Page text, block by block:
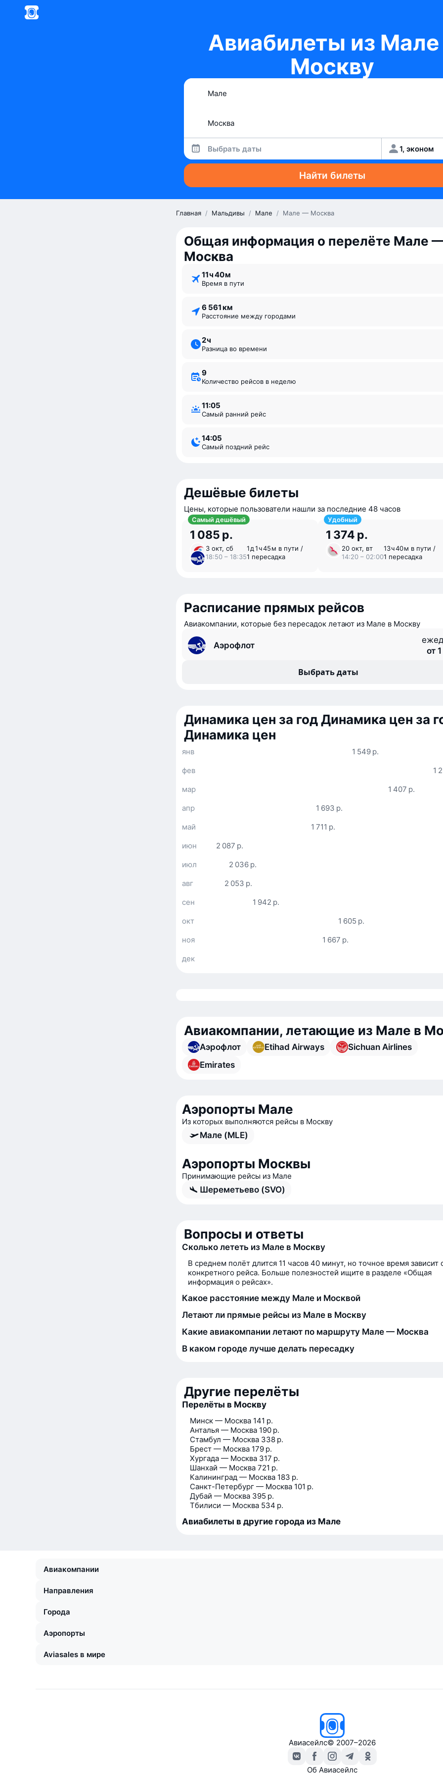
Авиабилеты из Мале
Москву
Выбрать даты 1, эконом
Найти билеты
Главная / Мальдивы / Мале / Мале — Москва
Общая информация о перелёте Мале
Москва
11 ⁠ч 40 ⁠м
Время в пути
6 561 км
Расстояние между городами
2 ⁠ч
Разница во времени
9
Количество рейсов в неделю
11:05
Самый ранний рейс
14:05
Самый поздний рейс
Дешёвые билеты
Цены, которые пользователи нашли за последние 48 часов
Самый дешёвый
1 085 р.
3 окт, сб
18:50 – 18:35
1 ⁠д 1 ⁠ч 45 ⁠м в пути /
1 пересадка
Удобный
1 374 р.
20 окт, вт
14:20 – 02:00
13 ⁠ч 40 ⁠м в пути /
1 пересадка
Расписание прямых рейсов
Авиакомпании, которые без пересадок летают из Мале в Москву
Аэрофлот
от
Выбрать даты
Динамика цен за годДинамика цен за
Динамика цен
1 549 р.
янв
1
фев
1 407 р.
мар
1 693 р.
апр
1 711 р.
май
2 087 р.
июн
2 036 р.
июл
2 053 р.
авг
1 942 р.
сен
1 605 р.
окт
1 667 р.
ноя
дек
Авиакомпании, летающие из Мале в
Аэрофлот Etihad Airways
Sichuan Airlines
Emirates
Аэропорты Мале
Из которых выполняются рейсы в Москву
Мале (MLE)
Аэропорты Москвы
Принимающие рейсы из Мале
Шереметьево (SVO)
Вопросы и ответы
Сколько лететь из Мале в Москву
В среднем полёт длится 11 часов 40 минут, но точное время зависит
конкретного рейса. Больше полезностей ищите в разделе «Общая
информация о рейсах».
Какое расстояние между Мале и Москвой
Летают ли прямые рейсы из Мале в Москву
Какие авиакомпании летают по маршруту Мале — Москва
В каком городе лучше делать пересадку
Другие перелёты
Перелёты в Москву
Минск — Москва 141 р.
Анталья — Москва 190 р.
Стамбул — Москва 338 р.
Брест — Москва 179 р.
Хургада — Москва 317 р.
Шанхай — Москва 721 р.
Калининград — Москва 183 р.
Санкт-Петербург — Москва 101 р.
Дубай — Москва 395 р.
Тбилиси — Москва 534 р.
Авиабилеты в другие города из Мале
Авиакомпании
Направления
Города
Аэропорты
Aviasales в мире
Авиасейлс© 2007–2026
Об Авиасейлс